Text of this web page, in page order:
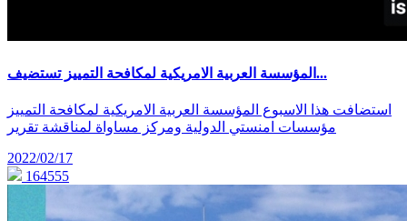
المؤسسة العربية الامريكية لمكافحة التمييز تستضيف...
استضافت هذا الاسبوع المؤسسة العربية الامريكية لمكافحة التمييز
مؤسسات امنستي الدولية ومركز مساواة لمناقشة تقرير
2022/02/17
164555